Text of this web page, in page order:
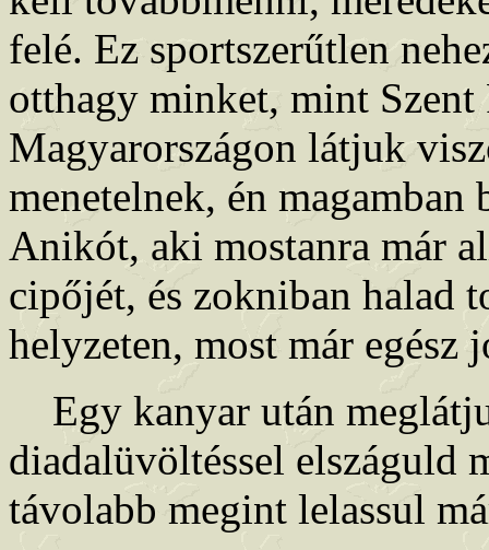
felé. Ez sportszerűtlen
otthagy minket, mint
Magyarországon látjuk
menetelnek, én
Anikót, aki mostanra már
cipőjét, és zokniban halad
helyzeten, most már egész
Egy kanyar után
diadalüvöltéssel elszáguld
távolabb megint lelassul